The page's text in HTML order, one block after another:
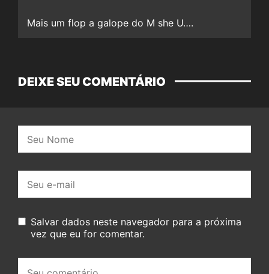
Mais um flop a galope do M she U….
DEIXE SEU COMENTÁRIO
mail:
Salvar dados neste navegador para a próxima
vez que eu for comentar.